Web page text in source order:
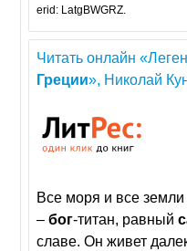
erid: LatgBWGRZ.
Читать онлайн
Греции», Николай
Все моря и все земли
–бог-титан, равный
славе. Он живет